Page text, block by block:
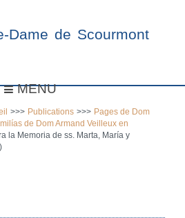
Dame de Scourmont
MENU
>>> Publications >>> Pages de Dom
de Dom Armand Veilleux en
la Memoria de ss. Marta, María y